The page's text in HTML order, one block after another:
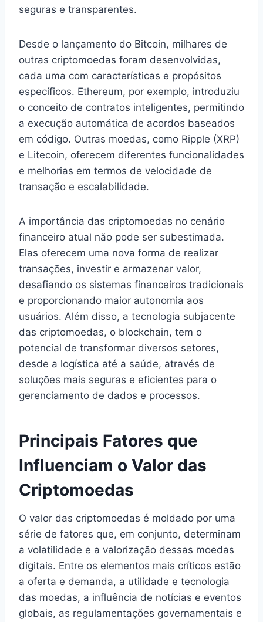
seguras e transparentes.
Desde o lançamento do Bitcoin, milhares de
outras criptomoedas foram desenvolvidas,
cada uma com características e propósitos
específicos. Ethereum, por exemplo, introduziu
o conceito de contratos inteligentes, permitindo
a execução automática de acordos baseados
em código. Outras moedas, como Ripple (XRP)
e Litecoin, oferecem diferentes funcionalidades
e melhorias em termos de velocidade de
transação e escalabilidade.
A importância das criptomoedas no cenário
financeiro atual não pode ser subestimada.
Elas oferecem uma nova forma de realizar
transações, investir e armazenar valor,
desafiando os sistemas financeiros tradicionais
e proporcionando maior autonomia aos
usuários. Além disso, a tecnologia subjacente
das criptomoedas, o blockchain, tem o
potencial de transformar diversos setores,
desde a logística até a saúde, através de
soluções mais seguras e eficientes para o
gerenciamento de dados e processos.
Principais Fatores que
Influenciam o Valor das
Criptomoedas
O valor das criptomoedas é moldado por uma
série de fatores que, em conjunto, determinam
a volatilidade e a valorização dessas moedas
digitais. Entre os elementos mais críticos estão
a oferta e demanda, a utilidade e tecnologia
das moedas, a influência de notícias e eventos
globais, as regulamentações governamentais e